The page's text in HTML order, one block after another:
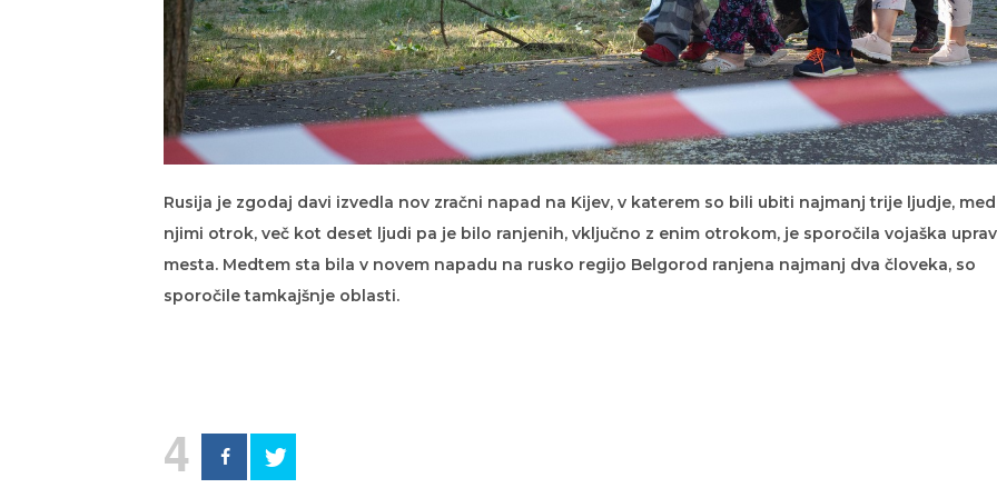
Rusija je zgodaj davi izvedla nov zračni napad na Kijev, v katerem so bili ubiti najmanj trije ljudje, med
njimi otrok, več kot deset ljudi pa je bilo ranjenih, vključno z enim otrokom, je sporočila vojaška
mesta. Medtem sta bila v novem napadu na rusko regijo Belgorod ranjena najmanj dva človeka, so
sporočile tamkajšnje oblasti.
4